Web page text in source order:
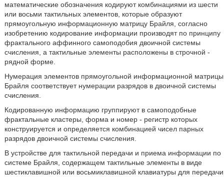
математические обозначения кодируют комбинациями из шести
или восьми тактильных элементов, которые образуют
прямоугольную информационную матрицу Брайля, согласно
изобретению кодирование информации производят по принципу
фрактального аффинного самоподобия двоичной системы
счисления, а тактильные элементы расположены в строчной -
рядной форме.
Нумерация элементов прямоугольной информационной матрицы
Брайля соответствует нумерации разрядов в двоичной системы
счисления.
Кодированную информацию группируют в самоподобные
фрактальные кластеры, форма и номер - регистр которых
конструируется и определяется комбинацией чисел парных
разрядов двоичной системы счисления.
В устройстве для тактильной передачи и приема информации по
системе Брайля, содержащем тактильные элементы в виде
шестиклавишной или восьмиклавишной клавиатуры для передачи